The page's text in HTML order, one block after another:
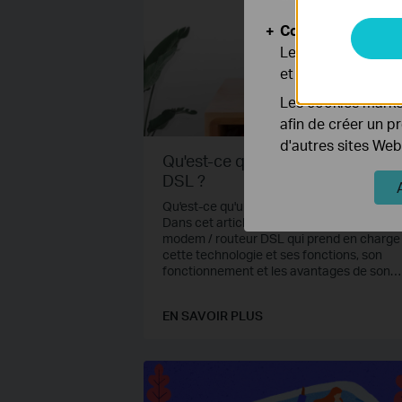
Qu'est-ce qu'un modem routeur
DSL ?
Qu'est-ce qu'un modem / routeur DSL?
Dans cet article, nous expliquerons le
modem / routeur DSL qui prend en charge
cette technologie et ses fonctions, son
fonctionnement et les avantages de son
EN SAVOIR PLUS
Cookies
Les cookies
et ajuster les
Les cookies
afin de créer un
d'autres sites